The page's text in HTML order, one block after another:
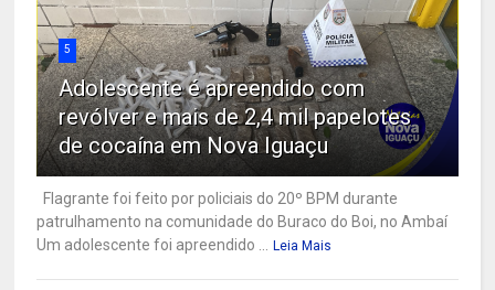
5
Adolescente é apreendido com
revólver e mais de 2,4 mil papelotes
de cocaína em Nova Iguaçu
Flagrante foi feito por policiais do 20º BPM durante
patrulhamento na comunidade do Buraco do Boi, no Ambaí
Um adolescente foi apreendido ...
Leia Mais